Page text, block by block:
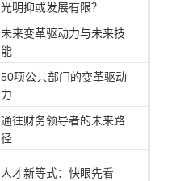
光明抑或发展有限？
未来变革驱动力与未来技
能
50项公共部门的变革驱动
力
通往财务领导者的未来路
径
人才新等式：快眼先看